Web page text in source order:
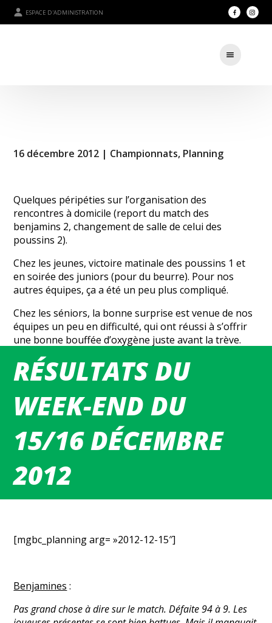
ESPACE D'ADMINISTRATION
RÉSULTATS DU
WEEK-END DU
15/16 DÉCEMBRE
2012
16 décembre 2012 | Championnats, Planning
Quelques péripéties sur l’organisation des
rencontres à domicile (report du match des
benjamins 2, changement de salle de celui des
poussins 2).
Chez les jeunes, victoire matinale des poussins 1 et
en soirée des juniors (pour du beurre). Pour nos
autres équipes, ça a été un peu plus compliqué.
Chez les séniors, la bonne surprise est venue de nos
équipes un peu en difficulté, qui ont réussi à s’offrir
une bonne bouffée d’oxygène juste avant la trève.
Les séniores F2 samedi soir à Barentin (voir
commentaire de Martine et Jacky), et les séniors G3
aux Hauts de Rouen, avec le jeune Maxime (junior
Quelques photos (merci Jean-Luc) des matchs de ce
week-end (cliquer sur le nom de l’équipe) :
Cadets
Juniors ( <– nouvelles photos envoyées par Joël
Perroy)
[mgbc_planning arg= »2012-12-15″]
Benjamines :
Pas grand chose à dire sur le match. Défaite 94 à 9. Les